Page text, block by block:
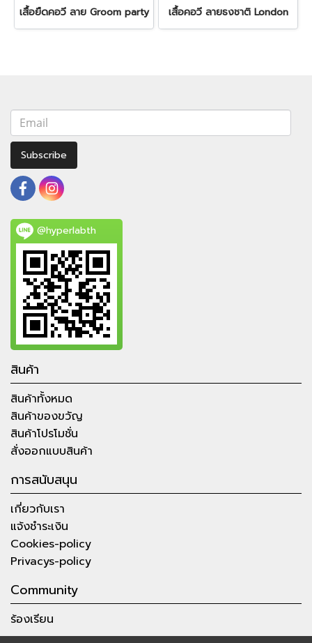
เสื้อยืดคอวี ลาย Groom party เสื้อคอวี ลายธงชาติ London
Subscribe
@hyperlabth
สินค้า
สินค้าทั้งหมด
สินค้าของขวัญ
สินค้าโปรโมชั่น
สั่งออกแบบสินค้า
การสนับสนุน
เกี่ยวกับเรา
แจ้งชำระเงิน
Cookies-policy
Privacys-policy
Community
ร้องเรียน